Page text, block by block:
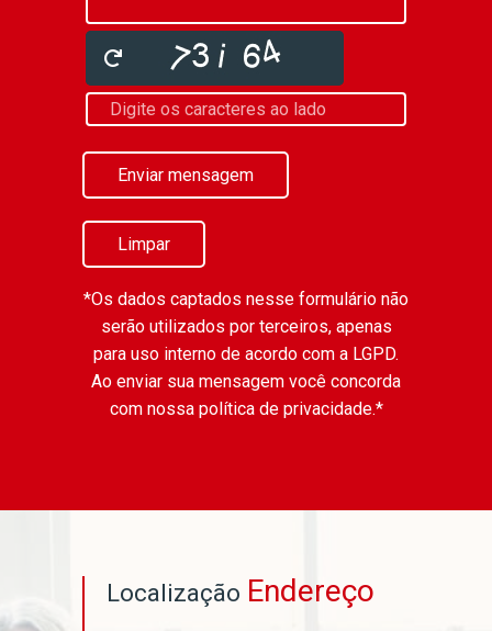
Enviar mensagem
Limpar
*Os dados captados nesse formulário não
serão utilizados por terceiros, apenas
para uso interno de acordo com a LGPD.
Ao enviar sua mensagem você concorda
com nossa política de privacidade.*
Localização Endereço